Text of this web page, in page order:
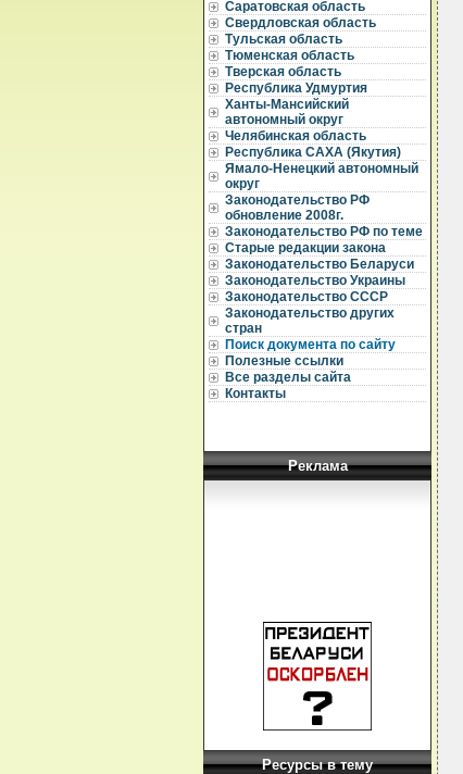
Саратовская область
Свердловская область
Тульская область
Тюменская область
Тверская область
Республика Удмуртия
Ханты-Мансийский
автономный округ
Челябинская область
Республика САХА (Якутия)
Ямало-Ненецкий автономный
округ
Законодательство РФ
обновление 2008г.
Законодательство РФ по теме
Старые редакции закона
Законодательство Беларуси
Законодательство Украины
Законодательство СССР
Законодательство других
стран
Поиск документа по сайту
Полезные ссылки
Все разделы сайта
Контакты
Реклама
Ресурсы в тему